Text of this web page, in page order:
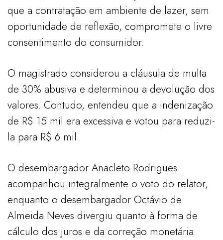
que a contratação em ambiente de lazer, sem
oportunidade de reflexão, compromete o livre
consentimento do consumidor.
O magistrado considerou a cláusula de multa
de 30% abusiva e determinou a devolução dos
valores. Contudo, entendeu que a indenização
de R$ 15 mil era excessiva e votou para reduzi-
la para R$ 6 mil.
O desembargador Anacleto Rodrigues
acompanhou integralmente o voto do relator,
enquanto o desembargador Octávio de
Almeida Neves divergiu quanto à forma de
cálculo dos juros e da correção monetária.